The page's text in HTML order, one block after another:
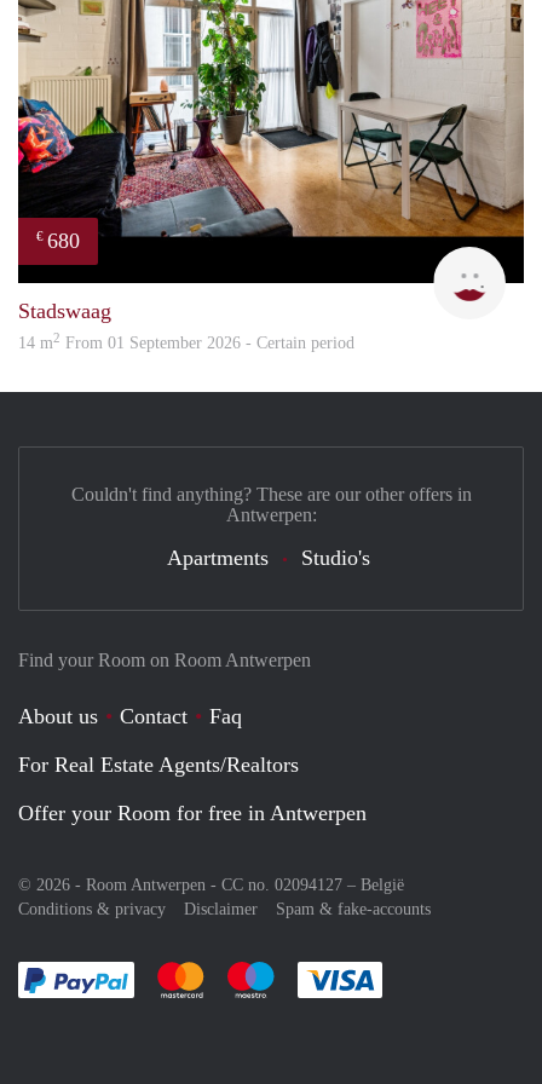
€ 680
Stadswaag
14 m2 From 01 September 2026 - Certain period
Find your Room on Room Antwerpen
About us Contact
Faq
For Real Estate Agents/Realtors
Offer your Room for free in Antwerpen
© 2026 - Room Antwerpen - CC no. 02094127 – België
Conditions & privacy
Disclaimer Spam & fake-accounts
Pay easily with :payment method
Pay easily with :payment method
Pay easily with :payment method
Couldn't find anything? These are our other offers in
Antwerpen:
Apartments Studio's